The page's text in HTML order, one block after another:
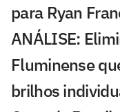
para Ryan
ANÁLISE:
Fluminense
brilhos